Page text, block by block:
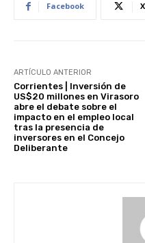
Facebook X
ARTÍCULO ANTERIOR
Corrientes | Inversión de
US$20 millones en Virasoro
abre el debate sobre el
impacto en el empleo local
tras la presencia de
inversores en el Concejo
Deliberante